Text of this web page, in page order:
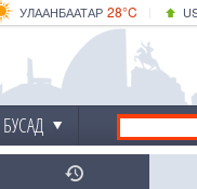
28°C
УЛААНБААТАР
33°C
ДАРХАН
29°C
ЭРДЭНЭТ
БУСАД